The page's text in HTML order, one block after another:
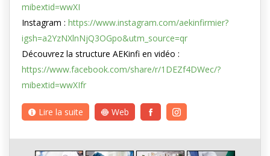
mibextid=wwXI
Instagram : https://www.instagram.com/aekinfirmier?
igsh=a2YzNXlnNjQ3OGpo&utm_source=qr
Découvrez la structure AEKinfi en vidéo :
https://www.facebook.com/share/r/1DEZf4DWec/?
mibextid=wwXIfr
Lire la suite Web